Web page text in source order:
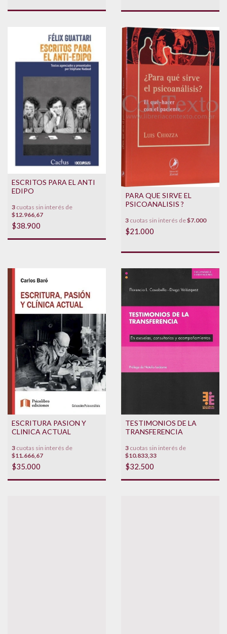
ESCRITOS PARA EL ANTI
EDIPO
3 cuotas sin interés de
$12.966,67
$38.900
PARA QUE SIRVE EL
PSICOANALISIS ?
3 cuotas sin interés de$7.000
$21.000
ESCRITURA PASION Y
CLINICA ACTUAL
3 cuotas sin interés de
$11.666,67
$35.000
TESTIMONIOS DE LA
TRANSFERENCIA
3 cuotas sin interés de
$10.833,33
$32.500